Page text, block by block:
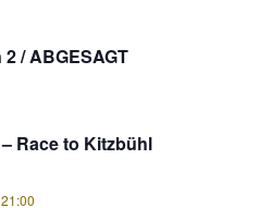
/ ABGESAGT
Race to Kitzbühl
21:00